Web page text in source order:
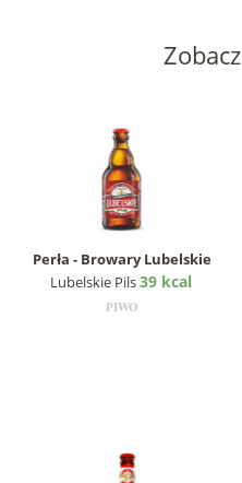
Zobacz
Perła - Browary Lubelskie
Lubelskie Pils39 kcal
PIWO